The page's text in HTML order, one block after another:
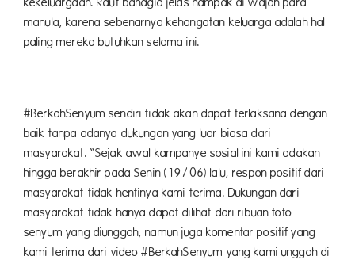
manula, karena sebenarnya kehangatan keluarga adalah hal
paling mereka butuhkan selama ini.
#BerkahSenyum sendiri tidak akan dapat terlaksana dengan
baik tanpa adanya dukungan yang luar biasa dari
masyarakat. “Sejak awal kampanye sosial ini kami adakan
hingga berakhir pada Senin (19/06) lalu, respon positif dari
masyarakat tidak hentinya kami terima. Dukungan dari
masyarakat tidak hanya dapat dilihat dari ribuan foto
senyum yang diunggah, namun juga komentar positif yang
kami terima dari video #BerkahSenyum yang kami unggah di